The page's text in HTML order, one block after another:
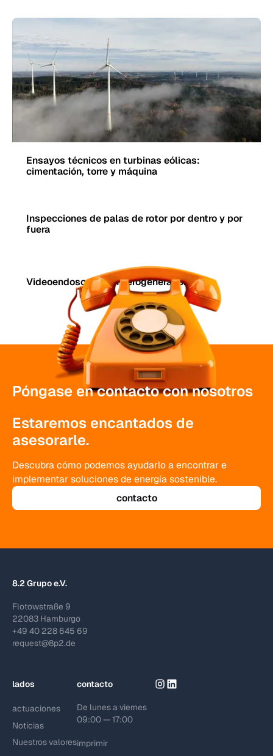
Ensayos técnicos en turbinas eólicas:
cimentación, torre y máquina
Inspecciones de palas de rotor por dentro y por
fuera
Videoendoscopia en aerogeneradores
Póngase en contacto con nosotros
Estaremos encantados de
asesorarle.
Descubra cómo podemos ayudarlo a encontrar e
implementar soluciones de energía sostenible.
contacto
8.2 Grupo e.V.
Flotowstraße 9
22083 Hamburgo
+49 40 228 645 69
request@8p2.de
lados
actuaciones
Noticias
Nuestros valores
contacto
De lunes a viernes
09:00 — 17:00
imprimir